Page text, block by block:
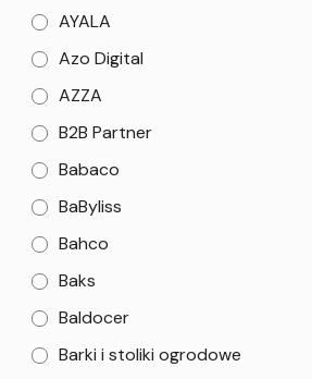
AYALA
Azo Digital
AZZA
B2B Partner
Babaco
BaByliss
Bahco
Baks
Baldocer
Barki i stoliki ogrodowe